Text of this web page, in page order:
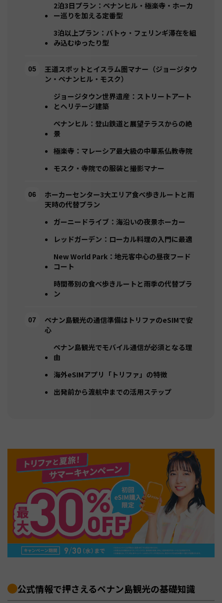
2泊3日プラン：ペナンヒル・極楽寺・ホーカ
ー巡りを加える定番型
3泊以上プラン：バトゥ・フェリンギ滞在を組
み込むゆったり型
王道スポットとイスラム圏マナー（ジョージタウ
ン・ペナンヒル・モスク）
ジョージタウン世界遺産：ストリートアート
とヘリテージ建築
ペナンヒル：登山鉄道と展望テラスからの絶
景
極楽寺：マレーシア最大級の中華系仏教寺院
モスク・寺院での服装と撮影マナー
ホーカーセンター3大エリア食べ歩きルートと雨
天時の代替プラン
ガーニードライブ：海沿いの夜景ホーカー
レッドガーデン：ローカル料理の入門に最適
New World Park：地元客中心の昼夜フード
コート
時間帯別の食べ歩きルートと雨季の代替プラ
ン
ペナン島観光の通信準備はトリファのeSIMで安
心
ペナン島観光でモバイル通信が必須となる理
由
海外eSIMアプリ「トリファ」の特徴
出発前から渡航中までの活用ステップ
公式情報で押さえるペナン島観光の基礎知識